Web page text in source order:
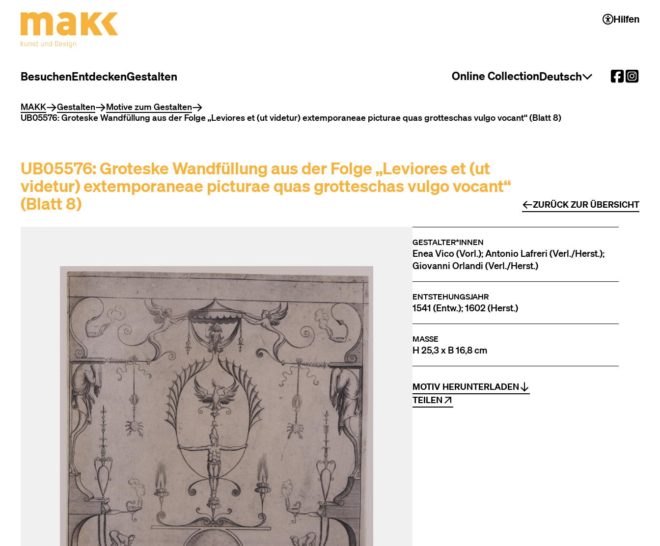
Hilfen
BesuchenEntdeckenGestalten Online CollectionSprachauswahl öffnen
Deutsch
Sie befinden sich hier
MAKK Gestalten
Motive zum Gestalten
UB05576: Groteske Wandfüllung aus der Folge „Leviores et (ut videtur) extemporaneae picturae quas grotteschas vulgo vocant“ (Blatt 8)
UB05576: Groteske Wandfüllung aus der Folge „Leviores et (ut
videtur) extemporaneae picturae quas grotteschas vulgo vocant“
(Blatt 8)
ZURÜCK ZUR ÜBERSICHT
GESTALTER*INNEN
Enea Vico (Vorl.); Antonio Lafreri (Verl./Herst.);
Giovanni Orlandi (Verl./Herst.)
ENTSTEHUNGSJAHR
1541 (Entw.); 1602 (Herst.)
MASSE
H 25,3 x B 16,8 cm
MOTIV HERUNTERLADEN
TEILEN